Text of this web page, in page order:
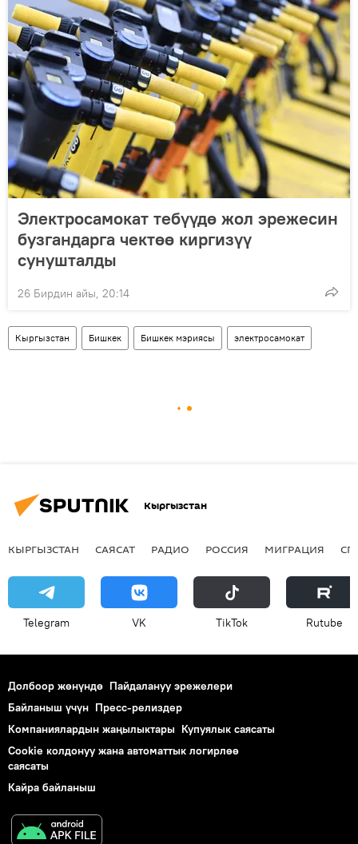
Электросамокат тебүүдө жол эрежесин
бузгандарга чектөө киргизүү
сунушталды
26 Бирдин айы, 20:14
Кыргызстан Бишкек Бишкек мэриясы электросамокат
Кыргызстан
КЫРГЫЗСТАН САЯСАТ РАДИО РОССИЯ МИГРАЦИЯ
Telegram VK ТikТоk Rutube
Долбоор жөнүндө Пайдалануу эрежелери
Байланыш үчүн Пресс-релиздер
Компаниялардын жаңылыктары Купуялык саясаты
Cookie колдонуу жана автоматтык логирлөө
саясаты
Кайра байланыш